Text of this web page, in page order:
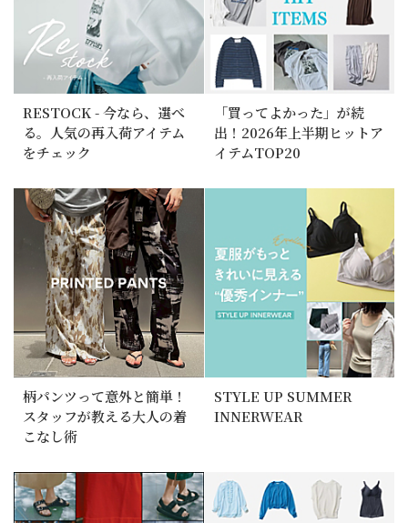
RESTOCK - 今なら、選べ
る。人気の再入荷アイテム
をチェック
「買ってよかった」が続
出！2026年上半期ヒットア
イテムTOP20
柄パンツって意外と簡単！
スタッフが教える大人の着
こなし術
STYLE UP SUMMER
INNERWEAR